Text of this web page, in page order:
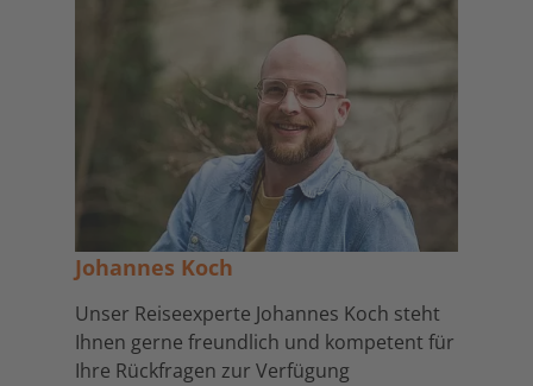
Johannes Koch
Unser Reiseexperte Johannes Koch steht
Ihnen gerne freundlich und kompetent für
Ihre Rückfragen zur Verfügung